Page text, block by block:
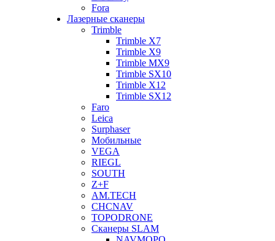
Fora
Лазерные сканеры
Trimble
Trimble X7
Trimble X9
Trimble MX9
Trimble SX10
Trimble X12
Trimble SX12
Faro
Leica
Surphaser
Мобильные
VEGA
RIEGL
SOUTH
Z+F
AM.TECH
CHCNAV
TOPODRONE
Сканеры SLAM